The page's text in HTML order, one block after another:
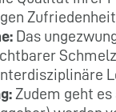
Das
Zudem geht